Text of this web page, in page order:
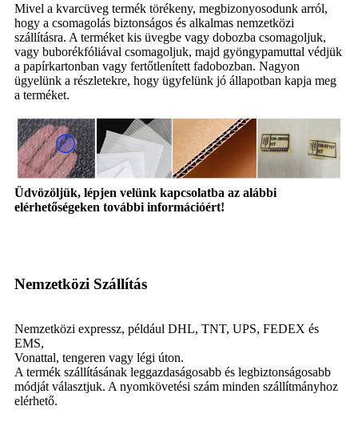
Mivel a kvarcüveg termék törékeny, megbizonyosodunk arról,
hogy a csomagolás biztonságos és alkalmas nemzetközi
szállításra. A terméket kis üvegbe vagy dobozba csomagoljuk,
vagy buborékfóliával csomagoljuk, majd gyöngypamuttal védjük
a papírkartonban vagy fertőtlenített fadobozban. Nagyon
ügyelünk a részletekre, hogy ügyfelünk jó állapotban kapja meg
a terméket.
Üdvözöljük, lépjen velünk kapcsolatba az alábbi
elérhetőségeken további információért!
Nemzetközi Szállítás
Nemzetközi expressz, például DHL, TNT, UPS, FEDEX és
EMS,
Vonattal, tengeren vagy légi úton.
A termék szállításának leggazdaságosabb és legbiztonságosabb
módját választjuk. A nyomkövetési szám minden szállítmányhoz
elérhető.